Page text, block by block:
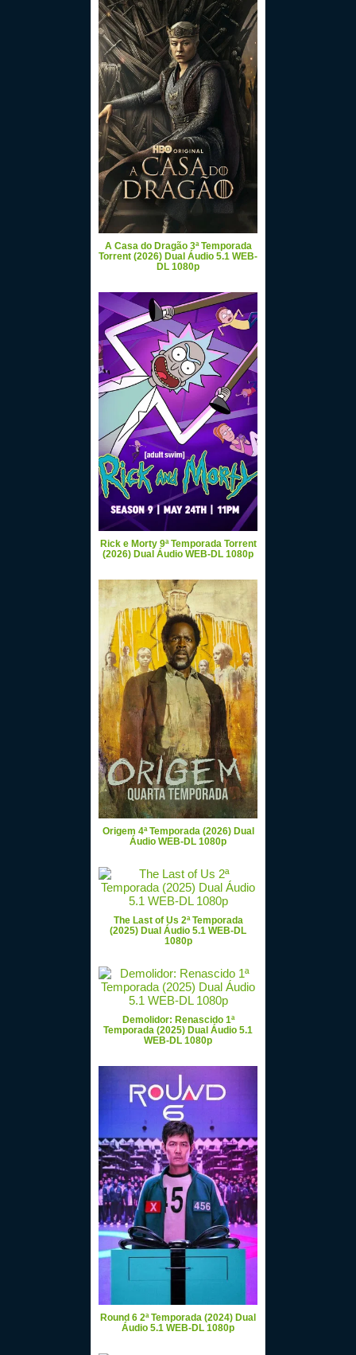
A Casa do Dragão 3ª Temporada
Torrent (2026) Dual Áudio 5.1 WEB-
DL 1080p
Rick e Morty 9ª Temporada Torrent
(2026) Dual Áudio WEB-DL 1080p
Origem 4ª Temporada (2026) Dual
Áudio WEB-DL 1080p
The Last of Us 2ª Temporada
(2025) Dual Áudio 5.1 WEB-DL
1080p
Demolidor: Renascido 1ª
Temporada (2025) Dual Áudio 5.1
WEB-DL 1080p
Round 6 2ª Temporada (2024) Dual
Áudio 5.1 WEB-DL 1080p